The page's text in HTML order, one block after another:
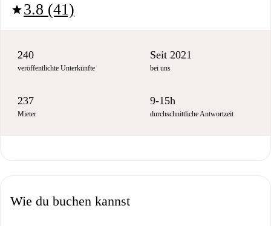
star3.8 (41)
240
veröffentlichte Unterkünfte
Seit 2021
bei uns
237
Mieter
9-15h
durchschnittliche Antwortzeit
Wie du buchen kannst